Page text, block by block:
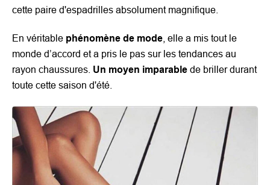
cette paire d'espadrilles absolument magnifique.
En véritable phénomène de mode , elle a mis tout le
monde d’accord et a pris le pas sur les tendances au
rayon chaussures. Un moyen imparable de briller durant
toute cette saison d'été.